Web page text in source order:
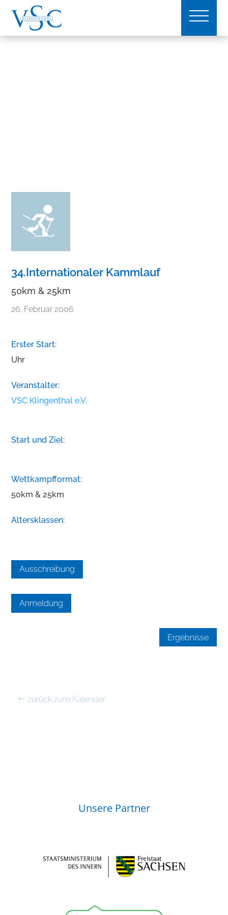
34.Internationaler Kammlauf
50km & 25km
26. Februar 2006
Erster Start:
Uhr
Veranstalter:
VSC Klingenthal e.V.
Start und Ziel:
Wettkampfformat:
50km & 25km
Altersklassen:
Ausschreibung
Anmeldung
Ergebnisse
zurück zum Kalender
Unsere Partner